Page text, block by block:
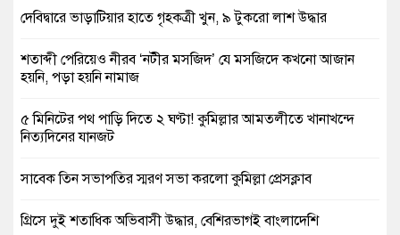
দেবিদ্বারে ভাড়াটিয়ার হাতে গৃহকত্রী খুন, ৯ টুকরো লাশ উদ্ধার
শতাব্দী পেরিয়েও নীরব ‘নটীর মসজিদ’ যে মসজিদে কখনো আজান
হয়নি, পড়া হয়নি নামাজ
৫ মিনিটের পথ পাড়ি দিতে ২ ঘণ্টা! কুমিল্লার আমতলীতে খানাখন্দে
নিত্যদিনের যানজট
সাবেক তিন সভাপতির স্মরণ সভা করলো কুমিল্লা প্রেসক্লাব
গ্রিসে দুই শতাধিক অভিবাসী উদ্ধার, বেশিরভাগই বাংলাদেশি